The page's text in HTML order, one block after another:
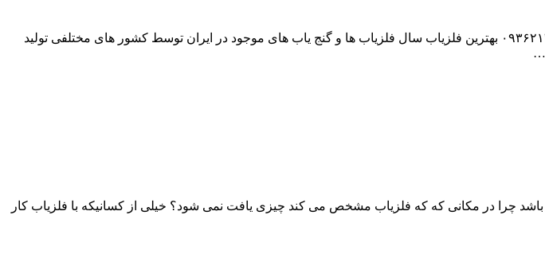
هرگونه سوال در مورد خرید فلزیاب دارید با کارشناسان فروش ما تماس بگیرید. شماره تماس : ۰۹۳۶۲۱۳۱۰۰۹ بهترین فلزیاب سال فلزیاب ها و گنج یاب های موجود در ایران توسط کشور های مختلفی تولید
…
چرا در مکانی که که فلزیاب مشخص می کند چیزی یافت نمی شود؟ خیلی از کسانیکه با فلزیاب کار